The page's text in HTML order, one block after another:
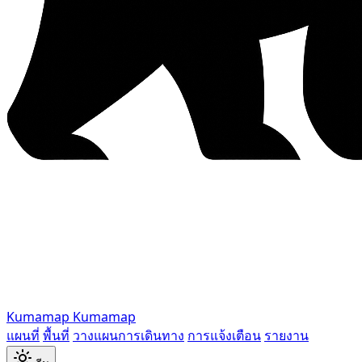
Kumamap Kumamap
แผนที่ พื้นที่ วางแผนการเดินทาง การแจ้งเตือน รายงาน